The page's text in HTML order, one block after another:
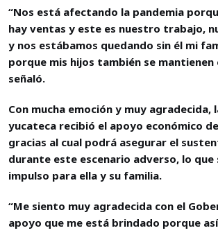
“Nos está afectando la pandemia
hay ventas y este es nuestro trabajo,
y nos estábamos quedando sin él mi
porque mis hijos también se mantienen
señaló.
Con mucha emoción y muy agradecida,
yucateca recibió el apoyo económico
gracias al cual podrá asegurar el
durante este escenario adverso, lo que
impulso para ella y su familia.
“Me siento muy agradecida con el
apoyo que me está brindado porque